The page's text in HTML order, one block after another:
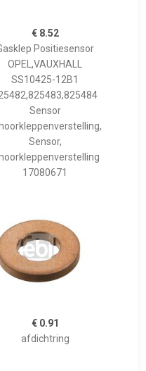
€ 8.52
Positiesensor
OPEL,VAUXHALL
SS10425-12B1
Sensor
Sensor,
17080671
€ 0.91
afdichtring